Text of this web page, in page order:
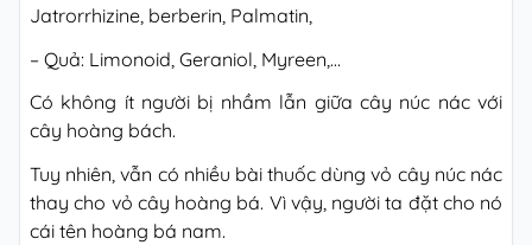
Jatrorrhizine, berberin, Palmatin,
– Quả: Limonoid, Geraniol, Myreen,…
Có không ít người bị nhầm lẫn giữa cây núc nác với
cây hoàng bách.
Tuy nhiên, vẫn có nhiều bài thuốc dùng vỏ cây núc nác
thay cho vỏ cây hoàng bá. Vì vậy, người ta đặt cho nó
cái tên hoàng bá nam.